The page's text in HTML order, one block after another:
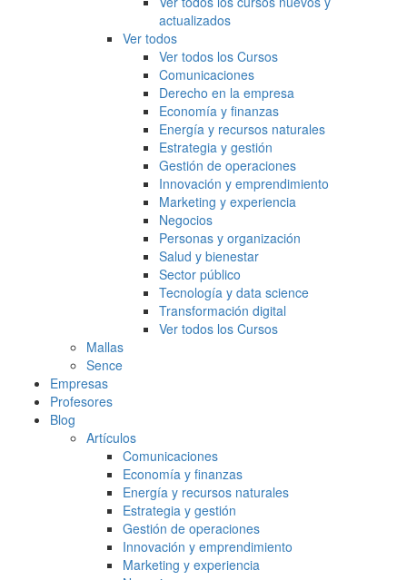
actualizados
Ver todos
Ver todos los Cursos
Comunicaciones
Derecho en la empresa
Economía y finanzas
Energía y recursos naturales
Estrategia y gestión
Gestión de operaciones
Innovación y emprendimiento
Marketing y experiencia
Negocios
Personas y organización
Salud y bienestar
Sector público
Tecnología y data science
Transformación digital
Ver todos los Cursos
Mallas
Sence
Empresas
Profesores
Blog
Artículos
Comunicaciones
Economía y finanzas
Energía y recursos naturales
Estrategia y gestión
Gestión de operaciones
Innovación y emprendimiento
Marketing y experiencia